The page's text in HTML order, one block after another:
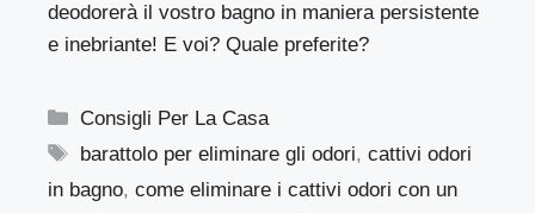
deodorerà il vostro bagno in maniera persistente
e inebriante! E voi? Quale preferite?
Categorie
Consigli Per La Casa
Tag
barattolo per eliminare gli odori,cattivi odori
in bagno, come eliminare i cattivi odori con un